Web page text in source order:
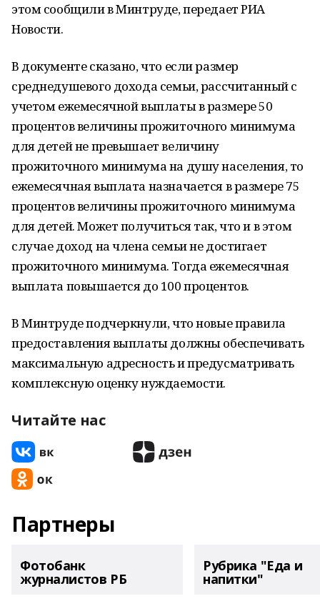
этом сообщили в Минтруде, передает РИА
Новости.
В документе сказано, что если размер
среднедушевого дохода семьи, рассчитанный с
учетом ежемесячной выплаты в размере 50
процентов величины прожиточного минимума
для детей не превышает величину
прожиточного минимума на душу населения, то
ежемесячная выплата назначается в размере 75
процентов величины прожиточного минимума
для детей. Может получиться так, что и в этом
случае доход на члена семьи не достигает
прожиточного минимума. Тогда ежемесячная
выплата повышается до 100 процентов.
В Минтруде подчеркнули, что новые правила
предоставления выплаты должны обеспечивать
максимальную адресность и предусматривать
комплексную оценку нуждаемости.
Читайте нас
Партнеры
Фотобанк
журналистов РБ
Рубрика "Еда и
напитки"